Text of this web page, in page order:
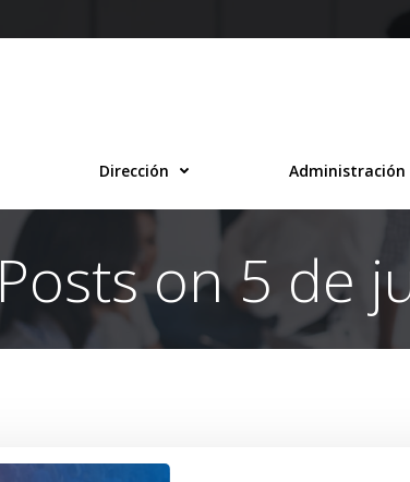
Dirección Administración
Posts on 5 de